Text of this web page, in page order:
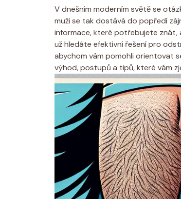
V dnešním moderním světě se
muži se tak dostává do popředí
informace, které potřebujete
už hledáte efektivní řešení pro
abychom vám pomohli orientovat
výhod, postupů a tipů, které vám